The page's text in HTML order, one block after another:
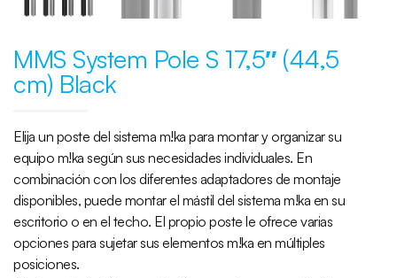
MMS System Pole S 17,5″ (44,5
cm) Black
Elija un poste del sistema m!ka para montar y organizar su
equipo m!ka según sus necesidades individuales. En
combinación con los diferentes adaptadores de montaje
disponibles, puede montar el mástil del sistema m!ka en su
escritorio o en el techo. El propio poste le ofrece varias
opciones para sujetar sus elementos m!ka en múltiples
posiciones.